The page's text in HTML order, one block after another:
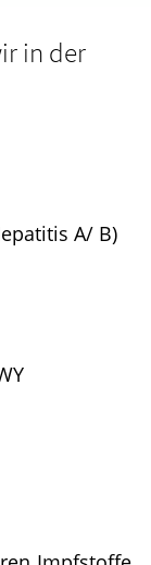
in der
A/ B)